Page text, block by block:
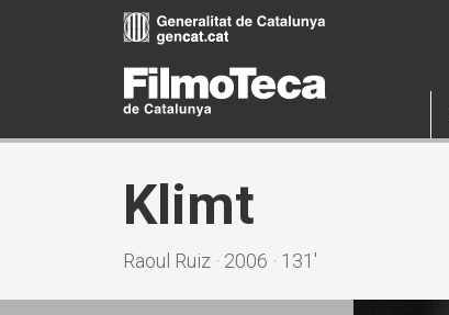
Klimt
Raoul Ruiz · 2006 · 131'